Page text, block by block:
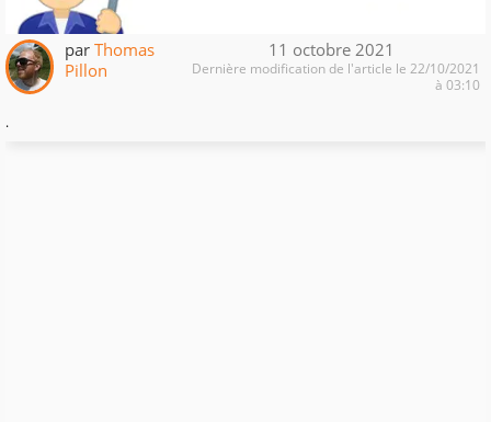
parThomas
Pillon
11 octobre 2021
Dernière modification de l'article le 22/10/2021
à 03:10
.